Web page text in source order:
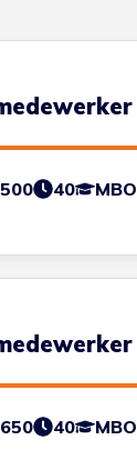
40 MBO
40 MBO